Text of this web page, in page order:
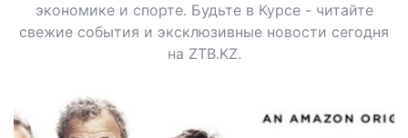
экономике и спорте. Будьте в Курсе - читайте
свежие события и эксклюзивные новости сегодня
на ZTB.KZ.